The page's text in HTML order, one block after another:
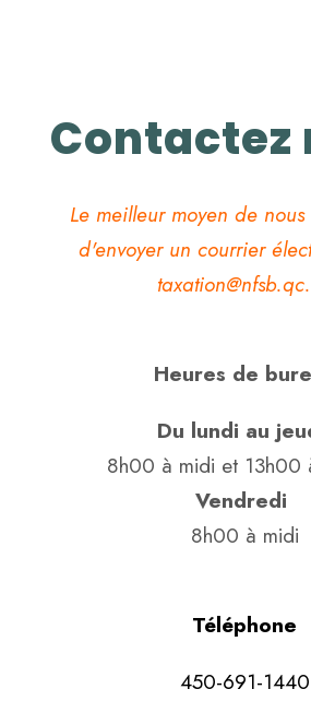
Contactez
Le meilleur moyen de
d'envoyer un courrier
Heures de
Du lundi au
8h00 à midi et 13h00
Vendredi
8h00 à midi
Téléphone
450-691-1440